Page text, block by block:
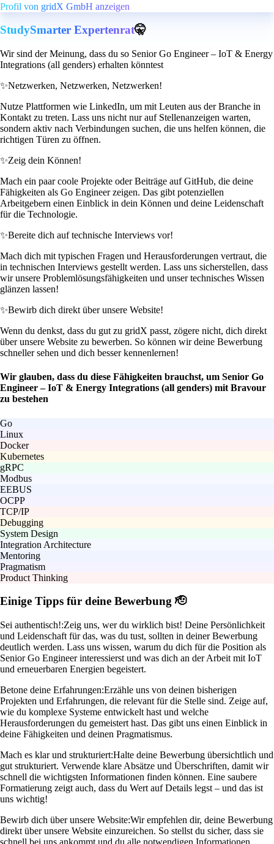
Profil von gridX GmbH anzeigen
StudySmarter Expertenrat🤫
Wir sind der Meinung, dass du so Senior Go Engineer – IoT & Energy
Integrations (all genders) erhalten könntest
✨Netzwerken, Netzwerken, Netzwerken!
Nutze Plattformen wie LinkedIn, um mit Leuten aus der Branche in
Kontakt zu treten. Lass uns nicht nur auf Stellenanzeigen warten,
sondern aktiv nach Verbindungen suchen, die uns helfen können, die
richtigen Türen zu öffnen.
✨Zeig dein Können!
Mach ein paar coole Projekte oder Beiträge auf GitHub, die deine
Fähigkeiten als Go Engineer zeigen. Das gibt potenziellen
Arbeitgebern einen Einblick in dein Können und deine Leidenschaft
für die Technologie.
✨Bereite dich auf technische Interviews vor!
Mach dich mit typischen Fragen und Herausforderungen vertraut, die
in technischen Interviews gestellt werden. Lass uns sicherstellen, dass
wir unsere Problemlösungsfähigkeiten und unser technisches Wissen
glänzen lassen!
✨Bewirb dich direkt über unsere Website!
Wenn du denkst, dass du gut zu gridX passt, zögere nicht, dich direkt
über unsere Website zu bewerben. So können wir deine Bewerbung
schneller sehen und dich besser kennenlernen!
Wir glauben, dass du diese Fähigkeiten brauchst, um Senior Go
Engineer – IoT & Energy Integrations (all genders) mit Bravour
zu bestehen
Go
Linux
Docker
Kubernetes
gRPC
Modbus
EEBUS
OCPP
TCP/IP
Debugging
System Design
Integration Architecture
Mentoring
Pragmatism
Product Thinking
Einige Tipps für deine Bewerbung 🫡
Sei authentisch!:Zeig uns, wer du wirklich bist! Deine Persönlichkeit
und Leidenschaft für das, was du tust, sollten in deiner Bewerbung
deutlich werden. Lass uns wissen, warum du dich für die Position als
Senior Go Engineer interessierst und was dich an der Arbeit mit IoT
und erneuerbaren Energien begeistert.
Betone deine Erfahrungen:Erzähle uns von deinen bisherigen
Projekten und Erfahrungen, die relevant für die Stelle sind. Zeige auf,
wie du komplexe Systeme entwickelt hast und welche
Herausforderungen du gemeistert hast. Das gibt uns einen Einblick in
deine Fähigkeiten und deinen Pragmatismus.
Mach es klar und strukturiert:Halte deine Bewerbung übersichtlich und
gut strukturiert. Verwende klare Absätze und Überschriften, damit wir
schnell die wichtigsten Informationen finden können. Eine saubere
Formatierung zeigt auch, dass du Wert auf Details legst – und das ist
uns wichtig!
Bewirb dich über unsere Website:Wir empfehlen dir, deine Bewerbung
direkt über unsere Website einzureichen. So stellst du sicher, dass sie